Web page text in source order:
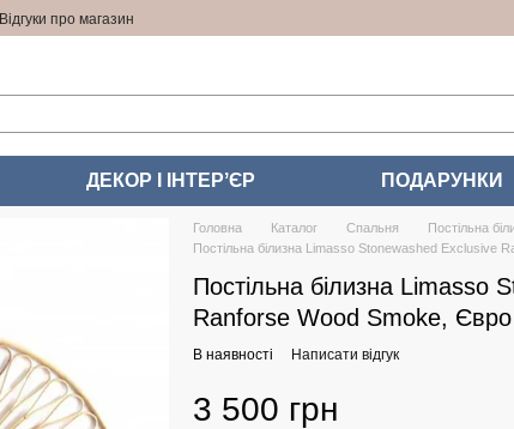
Відгуки про магазин
ДЕКОР І ІНТЕРʼЄР ПОДАРУНКИ
Головна Каталог Спальня
Постільна
Постільна білизна Limasso Stonewashed Exclusive
Постільна білизна Limasso
Ranforse Wood Smoke,
В наявності Написати відгук
3 500 грн